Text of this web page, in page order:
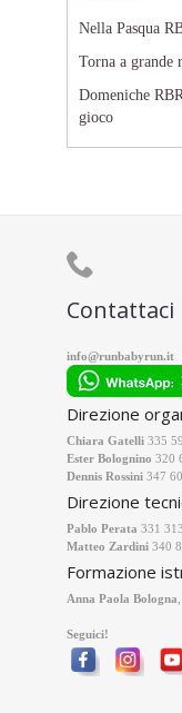
Nella Pasqua
Torna a grande
Domeniche
gioco

Contattaci
info@runbabyrun.it
Direzione
Chiara Gatelli 335
Ester Bolognino 320
Dennis Rossini 347
Direzione
Pablo Perata 331
Matteo Zardini 340
Formazione
Anna Paola Bologna
Seguici!